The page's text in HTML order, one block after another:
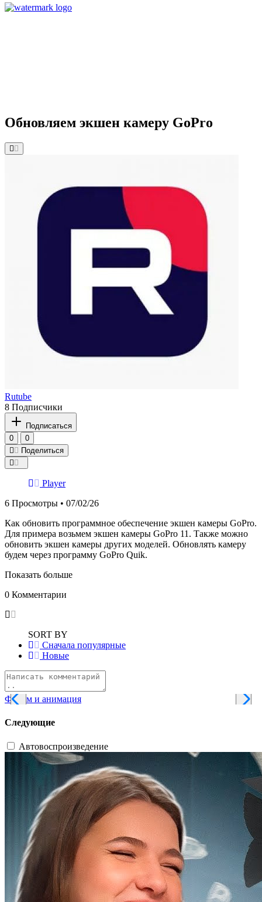
Обновляем экшен камеру GoPro
Rutube
8 Подписчики
Подписаться
0
0
Поделиться
Player
6 Просмотры • 07/02/26
Как обновить программное обеспечение экшен камеры GoPro.
Для примера возьмем экшен камеры GoPro 11. Также можно
обновить экшен камеры других моделей. Обновлять камеру
будем через программу GoPro Quik.
Показать больше
0 Комментарии
SORT BY
Сначала популярные
Новые
Фильм и анимация
Следующие
Автовоспроизведение